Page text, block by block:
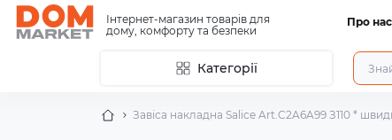
Інтернет-магазин товарів для
дому, комфорту та безпеки
Про нас
Категорії
Завіса накладна Salice Art.C2A6A99 З110 *